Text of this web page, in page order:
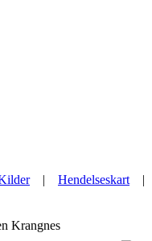
| Hendelseskart|
Krangnes